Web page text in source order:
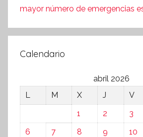
mayor número de emergencias
Calendario
abril 2026
L
M X J V
1
2 3
6
7 8 9 10